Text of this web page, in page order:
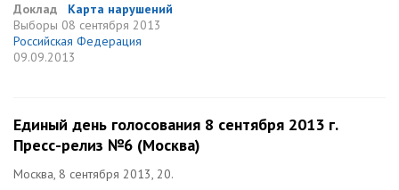
Доклад
Карта нарушений
Выборы 08 сентября 2013
Российская Федерация
09.09.2013
Единый день голосования 8 сентября 2013 г.
Пресс-релиз №6 (Москва)
Москва, 8 сентября 2013, 20.